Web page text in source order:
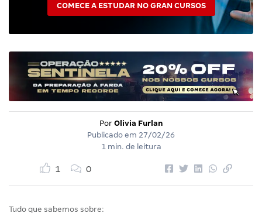
COMECE A ESTUDAR NO GRAN CURSOS
Por Olivia Furlan
Publicado em 27/02/26
1 min. de leitura
1 0
Tudo que sabemos sobre: